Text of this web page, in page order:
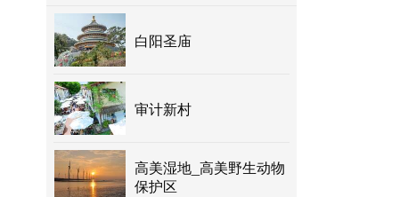
白阳圣庙
审计新村
高美湿地_高美野生动物
保护区